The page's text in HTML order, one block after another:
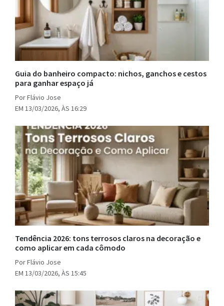
Guia do banheiro compacto: nichos, ganchos e cestos
para ganhar espaço já
Por Flávio Jose
EM 13/03/2026, ÀS 16:29
Tendência 2026: tons terrosos claros na decoração e
como aplicar em cada cômodo
Por Flávio Jose
EM 13/03/2026, ÀS 15:45